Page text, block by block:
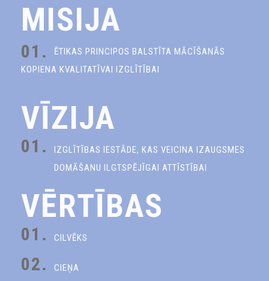
MISIJA
01.
ĒTIKAS PRINCIPOS BALSTĪTA MĀCĪŠANĀS
KOPIENA KVALITATĪVAI IZGLĪTĪBAI
VĪZIJA
01.
IZGLĪTĪBAS IESTĀDE, KAS VEICINA IZAUGSMES
DOMĀŠANU ILGTSPĒJĪGAI ATTĪSTĪBAI
VĒRTĪBAS
01. CILVĒKS
02. CIEŅA